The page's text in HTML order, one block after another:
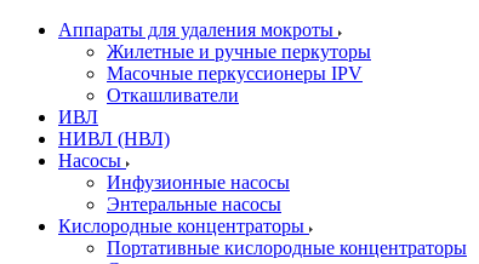
Аппараты для удаления мокроты
Жилетные и ручные перкуторы
Масочные перкуссионеры IPV
Откашливатели
ИВЛ
НИВЛ (НВЛ)
Насосы
Инфузионные насосы
Энтеральные насосы
Кислородные концентраторы
Портативные кислородные концентраторы